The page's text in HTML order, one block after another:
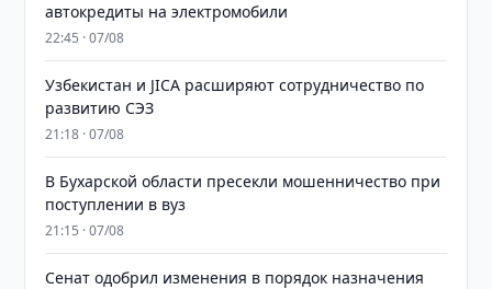
автокредиты на электромобили
22:45 · 07/08
Узбекистан и JICA расширяют сотрудничество по
развитию СЭЗ
21:18 · 07/08
В Бухарской области пресекли мошенничество при
поступлении в вуз
21:15 · 07/08
Сенат одобрил изменения в порядок назначения